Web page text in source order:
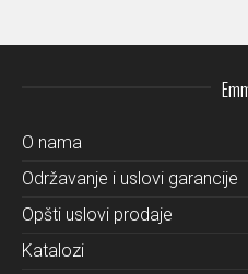
O nama
Održavanje i uslovi garancije
Opšti uslovi prodaje
Katalozi